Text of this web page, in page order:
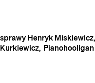
sprawyHenryk Miskiewicz
Kurkiewicz Pianohooligan